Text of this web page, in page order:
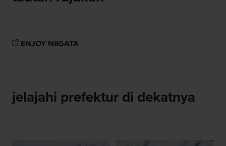
ENJOY NIIGATA
jelajahi prefektur di dekatnya